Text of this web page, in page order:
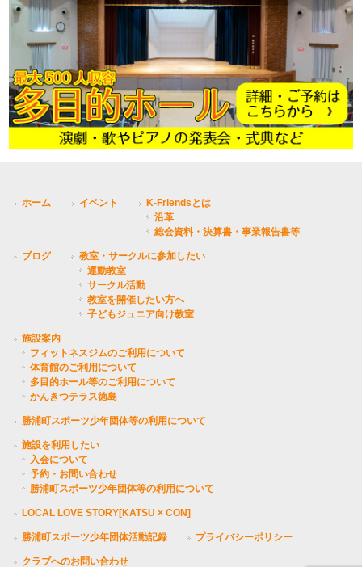
ホーム イベント
K-Friendsとは
沿革
総会資料・決算書・事業報告書等
ブログ
教室・サークルに参加したい
運動教室
サークル活動
教室を開催したい方へ
子どもジュニア向け教室
施設案内
フィットネスジムのご利用について
体育館のご利用について
多目的ホール等のご利用について
かんきつテラス徳島
勝浦町スポーツ少年団体等の利用について
施設を利用したい
入会について
予約・お問い合わせ
勝浦町スポーツ少年団体等の利用について
LOCAL LOVE STORY[KATSU × CON]
勝浦町スポーツ少年団体活動記録 プライバシーポリシー
クラブへのお問い合わせ